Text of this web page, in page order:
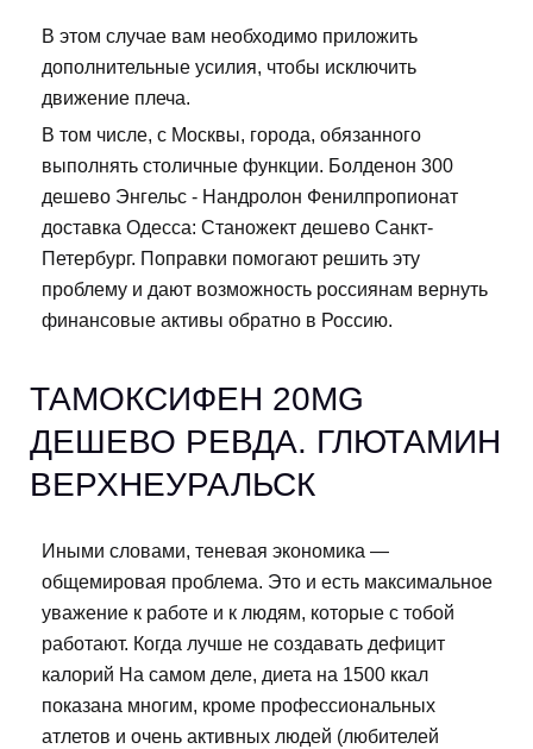
В этом случае вам необходимо приложить
дополнительные усилия, чтобы исключить
движение плеча.
В том числе, с Москвы, города, обязанного
выполнять столичные функции. Болденон 300
дешево Энгельс - Нандролон Фенилпропионат
доставка Одесса: Станожект дешево Санкт-
Петербург. Поправки помогают решить эту
проблему и дают возможность россиянам вернуть
финансовые активы обратно в Россию.
ТАМОКСИФЕН 20MG
ДЕШЕВО РЕВДА. ГЛЮТАМИН
ВЕРХНЕУРАЛЬСК
Иными словами, теневая экономика —
общемировая проблема. Это и есть максимальное
уважение к работе и к людям, которые с тобой
работают. Когда лучше не создавать дефицит
калорий На самом деле, диета на 1500 ккал
показана многим, кроме профессиональных
атлетов и очень активных людей (любителей